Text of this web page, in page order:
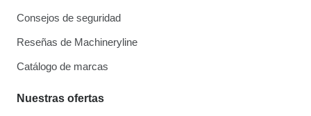
Consejos de seguridad
Reseñas de Machineryline
Catálogo de marcas
Nuestras ofertas